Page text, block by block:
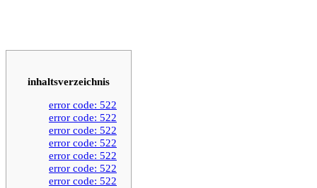
inhaltsverzeichnis
error code: 522
error code: 522
error code: 522
error code: 522
error code: 522
error code: 522
error code: 522